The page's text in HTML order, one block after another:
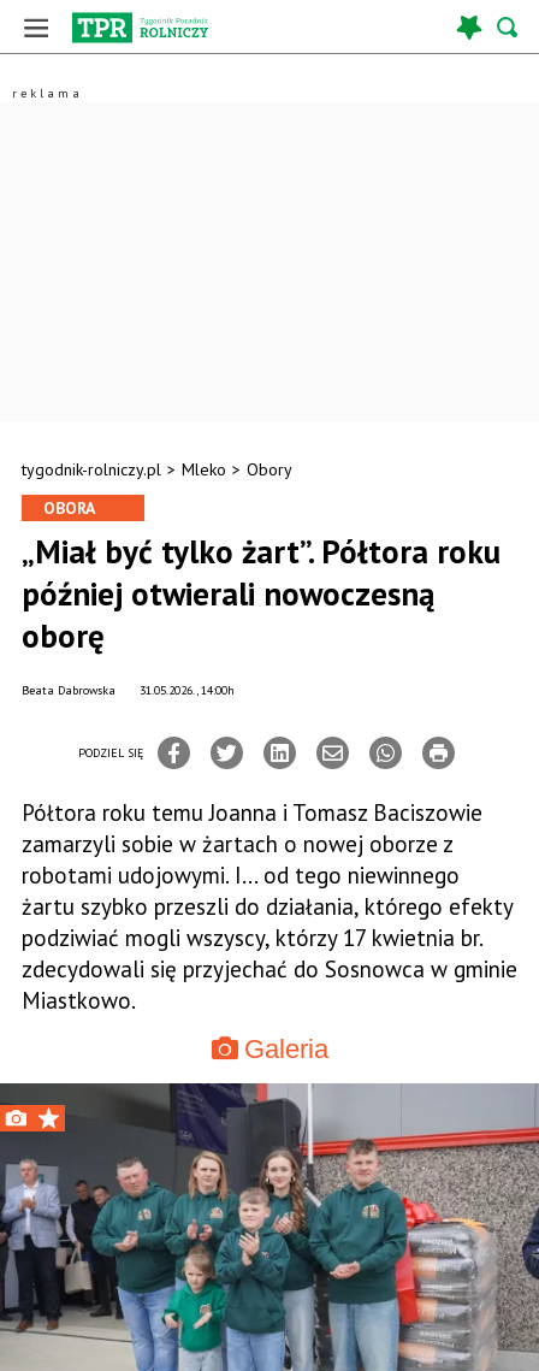
tygodnik-rolniczy.pl > Mleko > Obory
OBORA
„Miał być tylko żart”. Półtora roku
później otwierali nowoczesną
oborę
31.05.2026., 14:00h
Beata Dabrowska
PODZIEL SIĘ
Półtora roku temu Joanna i Tomasz Baciszowie
zamarzyli sobie w żartach o nowej oborze z
robotami udojowymi. I... od tego niewinnego
żartu szybko przeszli do działania, którego efekty
podziwiać mogli wszyscy, którzy 17 kwietnia br.
zdecydowali się przyjechać do Sosnowca w gminie
Miastkowo.
Galeria